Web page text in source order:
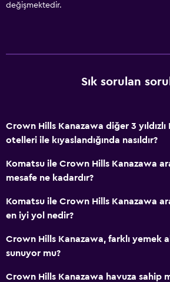
değişmektedir.
Sık sorulan
Crown Hills Kanazawa diğer 3 yıldızlı
otelleri ile kıyaslandığında nasıldır?
Komatsu ile Crown Hills Kanazawa
mesafe ne kadardır?
Komatsu ile Crown Hills Kanazawa
en iyi yol nedir?
Crown Hills Kanazawa, farklı yemek
sunuyor mu?
Crown Hills Kanazawa havuza sahip